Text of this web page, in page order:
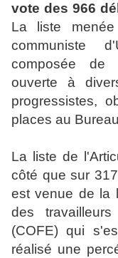
vote des 966
La liste
communiste
composée de
ouverte à
progressistes,
places au
La liste de
côté que sur
est venue de la
des
(COFE) qui
réalisé une